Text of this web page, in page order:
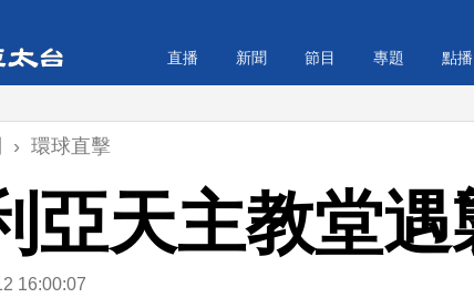
直播 新聞 節目 專題 點播
› 環球直擊
亞天主教堂
16:00:07